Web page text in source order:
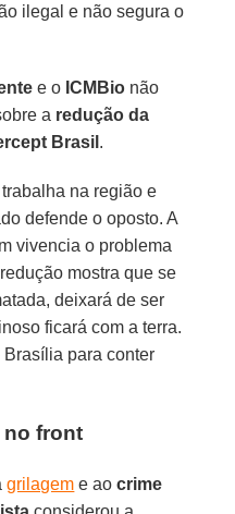
ilegal e não segura o
e o ICMBio não
a redução da
Brasil .
na região e
defende o oposto. A
vivencia o problema
mostra que se
deixará de ser
ficará com a terra.
para conter
no front
grilagem e ao crime